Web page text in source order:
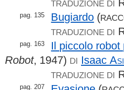
TRADUZIONE DI
pag. 135 Bugiardo (
TRADUZIONE DI
pag. 163 Il piccolo robot
Robot, 1947) DI Isaac
TRADUZIONE DI
pag. 207